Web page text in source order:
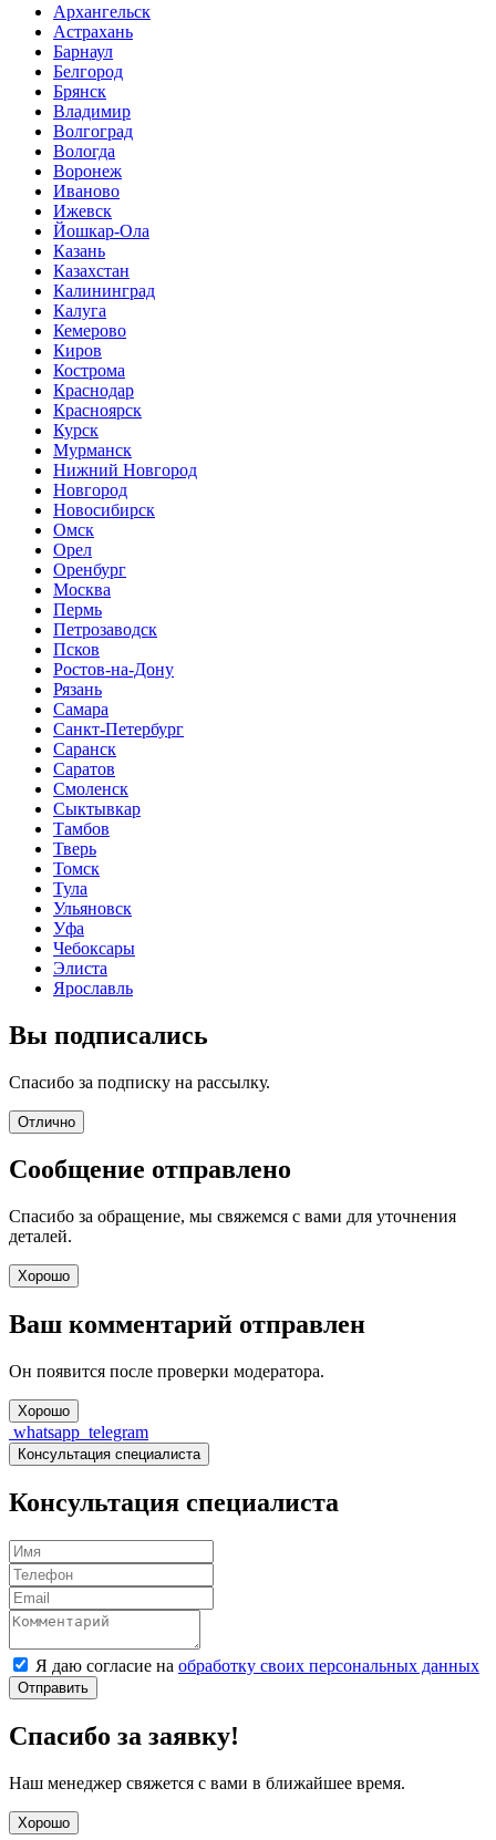
Архангельск
Астрахань
Барнаул
Белгород
Брянск
Владимир
Волгоград
Вологда
Воронеж
Иваново
Ижевск
Йошкар-Ола
Казань
Казахстан
Калининград
Калуга
Кемерово
Киров
Кострома
Краснодар
Красноярск
Курск
Мурманск
Нижний Новгород
Новгород
Новосибирск
Омск
Орел
Оренбург
Москва
Пермь
Петрозаводск
Псков
Ростов-на-Дону
Рязань
Самара
Санкт-Петербург
Саранск
Саратов
Смоленск
Сыктывкар
Тамбов
Тверь
Томск
Тула
Ульяновск
Уфа
Чебоксары
Элиста
Ярославль
Вы подписались
Спасибо за подписку на рассылку.
Отлично
Сообщение отправлено
Спасибо за обращение, мы свяжемся с вами для уточнения
деталей.
Хорошо
Ваш комментарий отправлен
Он появится после проверки модератора.
Хорошо
whatsapp telegram
Консультация специалиста
Консультация специалиста
Я даю согласие на обработку своих персональных данных
Отправить
Спасибо за заявку!
Наш менеджер свяжется с вами в ближайшее время.
Хорошо